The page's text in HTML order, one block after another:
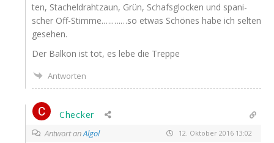
ten, Sta­chel­draht­zaun, Grün, Schafs­glo­cken und spa­ni­
scher Off-Stimme.….….…so etwas Schö­nes habe ich sel­ten
gesehen.
Der Bal­kon ist tot, es lebe die Treppe
Antworten
Checker
Antwort anAlgol 12. Oktober 2016 13:02